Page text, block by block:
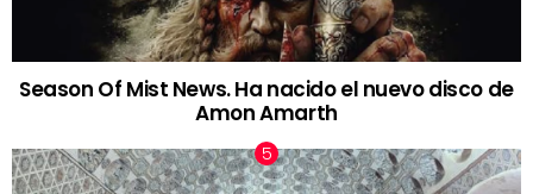
Season Of Mist News. Ha nacido el nuevo disco de
Amon Amarth